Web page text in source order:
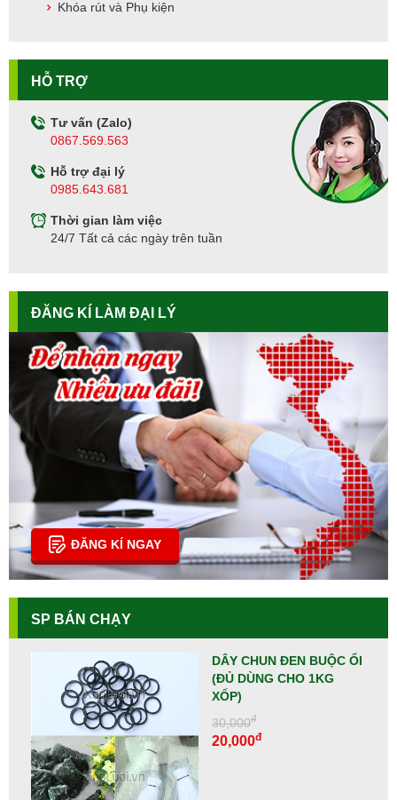
Khóa rút và Phụ kiện
HỖ TRỢ
Tư vấn (Zalo)
0867.569.563
Hỗ trợ đại lý
0985.643.681
Thời gian làm việc
24/7 Tất cả các ngày trên tuần
ĐĂNG KÍ LÀM ĐẠI LÝ
ĐĂNG KÍ NGAY
SP BÁN CHẠY
DÂY CHUN ĐEN BUỘC ỔI
(ĐỦ DÙNG CHO 1KG
XỐP)
30,000đ
20,000đ